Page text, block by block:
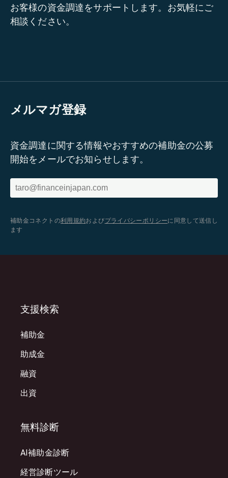
お客様の資金調達をサポートします。お気軽にご
相談ください。
メルマガ登録
資金調達に関する情報やおすすめの補助金の公募
開始をメールでお知らせします。
補助金コネクトの利用規約およびプライバシーポリシーに同意して送信し
ます
支援検索
補助金
助成金
融資
出資
無料診断
AI補助金診断
経営診断ツール